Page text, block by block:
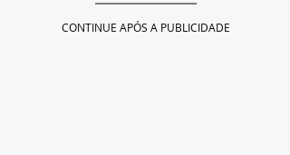
CONTINUE APÓS A PUBLICIDADE